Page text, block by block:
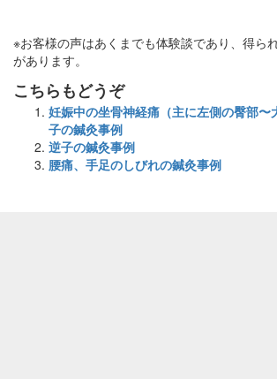
※お客様の声はあくまでも体験談であり、得ら
があります。
こちらもどうぞ
妊娠中の坐骨神経痛（主に左側の臀部〜
子の鍼灸事例
逆子の鍼灸事例
腰痛、手足のしびれの鍼灸事例